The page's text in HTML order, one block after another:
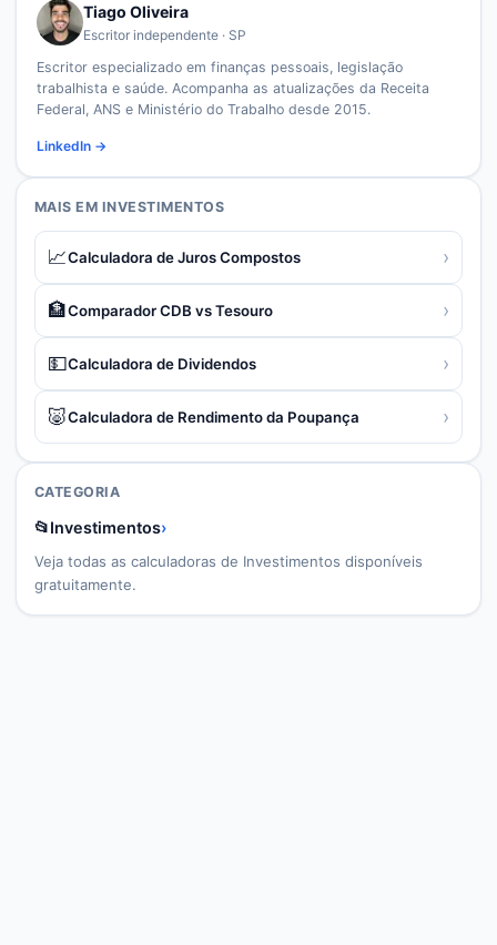
Tiago Oliveira
Escritor independente · SP
Escritor especializado em finanças pessoais, legislação
trabalhista e saúde. Acompanha as atualizações da Receita
Federal, ANS e Ministério do Trabalho desde 2015.
LinkedIn →
MAIS EM INVESTIMENTOS
📈Calculadora de Juros Compostos ›
🏦Comparador CDB vs Tesouro ›
💵Calculadora de Dividendos ›
🐷Calculadora de Rendimento da Poupança ›
CATEGORIA
📂Investimentos›
Veja todas as calculadoras de Investimentos disponíveis
gratuitamente.